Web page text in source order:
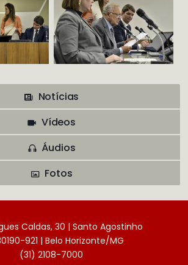
Notícias
Vídeos
Áudios
Fotos
Caldas, 30 | Santo Agostinho
921 | Belo Horizonte/MG
(31) 2108-7000